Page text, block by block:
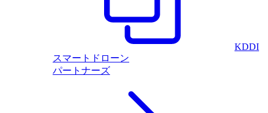
KDDI
スマートドローン
パートナーズ